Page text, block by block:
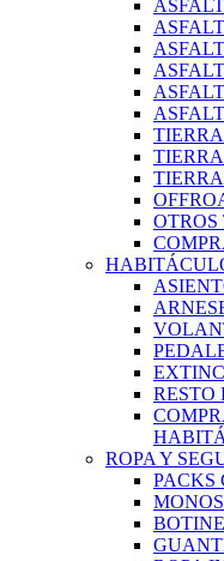
TIERRA
OTROS
RESTO
ROPA Y
PACKS